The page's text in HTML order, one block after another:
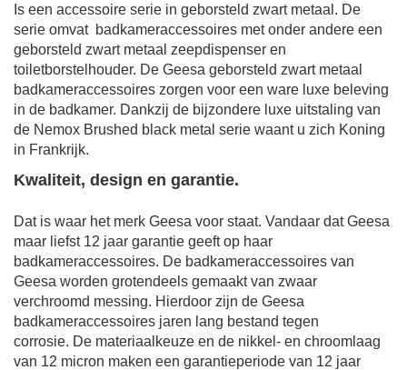
Is een accessoire serie in geborsteld zwart metaal . De
serie omvat badkameraccessoires met onder andere een
geborsteld zwart metaal zeepdispenser en
toiletborstelhouder. De Geesa geborsteld zwart metaal
badkameraccessoires zorgen voor een ware luxe beleving
in de badkamer. Dankzij de bijzondere luxe uitstaling van
de Nemox Brushed black metal serie waant u zich Koning
in Frankrijk.
Kwaliteit, design en garantie.
Dat is waar het merk Geesa voor staat. Vandaar dat Geesa
maar liefst 12 jaar garantie geeft op haar
badkameraccessoires. De badkameraccessoires van
Geesa worden grotendeels gemaakt van zwaar
verchroomd messing. Hierdoor zijn de Geesa
badkameraccessoires jaren lang bestand tegen
corrosie. De materiaalkeuze en de nikkel- en chroomlaag
van 12 micron maken een garantieperiode van 12 jaar